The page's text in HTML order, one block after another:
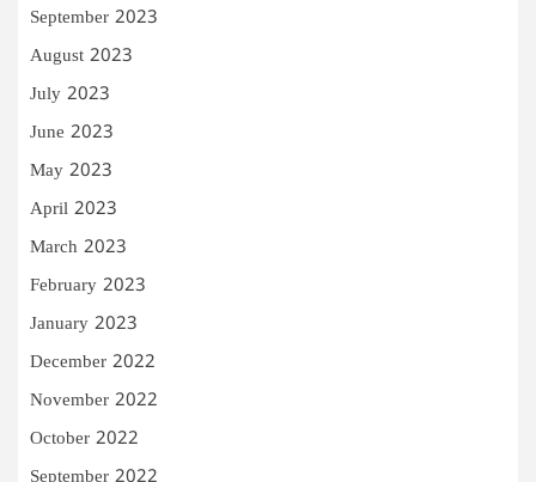
September 2023
August 2023
July 2023
June 2023
May 2023
April 2023
March 2023
February 2023
January 2023
December 2022
November 2022
October 2022